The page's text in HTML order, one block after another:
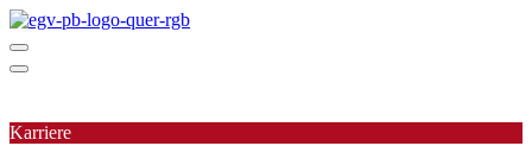
Karriere